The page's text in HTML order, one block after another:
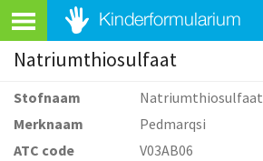
Natriumthiosulfaat
Stofnaam
Natriumthiosulfaat
Merknaam
Pedmarqsi
ATC code
V03AB06